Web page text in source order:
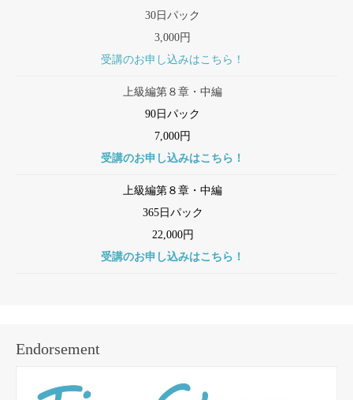
30日パック
3,000円
受講のお申し込みはこちら！
上級編第８章・中編
90日パック
7,000円
受講のお申し込みはこちら！
上級編第８章・中編
365日パック
22,000円
受講のお申し込みはこちら！
Endorsement